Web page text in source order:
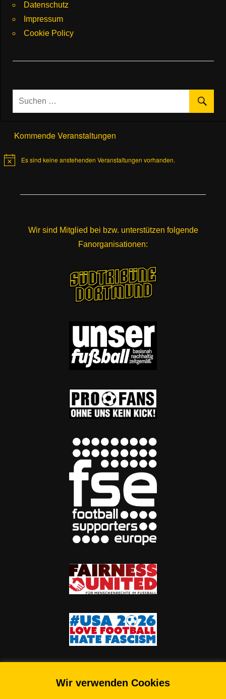
Datenschutz
Impressum
Cookie Policy
Kommende Veranstaltungen
HinweisEs sind keine anstehenden Veranstaltungen vorhanden.
Wir sind Mitglied bei bzw. unterstützen folgende
Fanorganisationen:
Wir verwenden Cookies